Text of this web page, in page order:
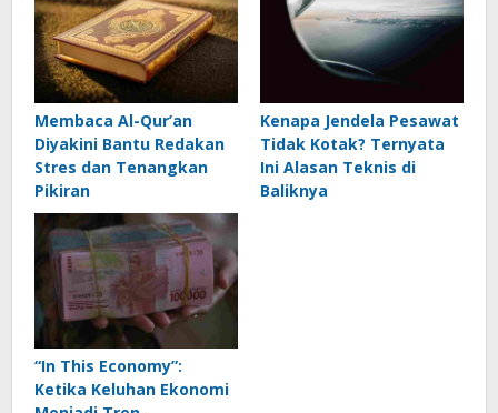
Membaca Al-Qur’an
Diyakini Bantu Redakan
Stres dan Tenangkan
Pikiran
Kenapa Jendela Pesawat
Tidak Kotak? Ternyata
Ini Alasan Teknis di
Baliknya
“In This Economy”:
Ketika Keluhan Ekonomi